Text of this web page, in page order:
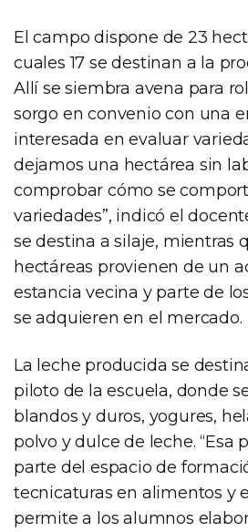
El campo dispone de 23
cuales 17 se destinan a la
Allí se siembra avena para
sorgo en convenio con una
interesada en evaluar
dejamos una hectárea sin
comprobar cómo se
variedades”, indicó el
se destina a silaje, mientras
hectáreas provienen de un
estancia vecina y parte de
se adquieren en el mercado.
La leche producida se
piloto de la escuela, donde
blandos y duros, yogures,
polvo y dulce de leche. “Esa
parte del espacio de
tecnicaturas en alimentos y
permite a los alumnos